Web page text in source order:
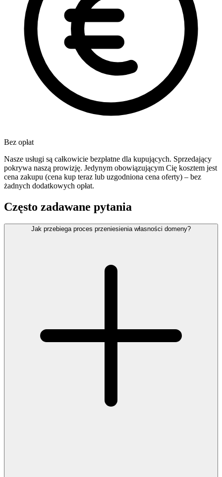
Bez opłat
Nasze usługi są całkowicie bezpłatne dla kupujących. Sprzedający
pokrywa naszą prowizję. Jedynym obowiązującym Cię kosztem jest
cena zakupu (cena kup teraz lub uzgodniona cena oferty) – bez
żadnych dodatkowych opłat.
Często zadawane pytania
Jak przebiega proces przeniesienia własności domeny?